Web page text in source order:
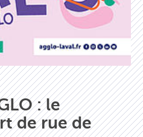
: le
de rue de